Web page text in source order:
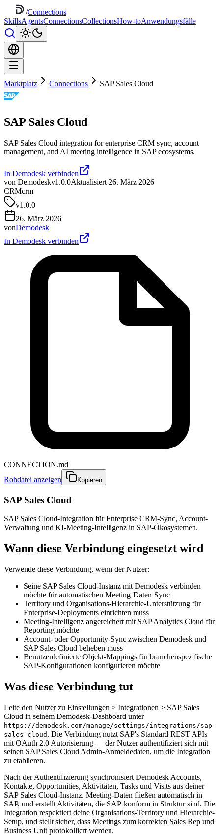
/Connections
SkillsAgentsConnectionsCollectionsHow-toAnwendungsfälle
Marktplatz Connections SAP Sales Cloud
SAP Sales Cloud
SAP Sales Cloud integration for enterprise CRM sync, account
management, and AI meeting intelligence in SAP ecosystems.
In Demodesk verbinden
von Demodeskv1.0.0Aktualisiert 26. März 2026
CRMcrm
v1.0.0
26. März 2026
vonDemodesk
In Demodesk verbinden
CONNECTION.md
Rohdatei anzeigen
Kopieren
SAP Sales Cloud
SAP Sales Cloud-Integration für Enterprise CRM-Sync, Account-
Verwaltung und KI-Meeting-Intelligenz in SAP-Ökosystemen.
Wann diese Verbindung eingesetzt wird
Verwende diese Verbindung, wenn der Nutzer:
Seine SAP Sales Cloud-Instanz mit Demodesk verbinden
möchte für automatischen Meeting-Daten-Sync
Territory und Organisations-Hierarchie-Unterstützung für
Enterprise-Deployments einrichten muss
Meeting-Intelligenz angereichert mit SAP Analytics Cloud für
Reporting möchte
Account- oder Opportunity-Sync zwischen Demodesk und
SAP Sales Cloud beheben muss
Benutzerdefinierte Objekt-Mappings für branchenspezifische
SAP-Konfigurationen konfigurieren möchte
Was diese Verbindung tut
Leite den Nutzer zu Einstellungen > Integrationen > SAP Sales
Cloud in seinem Demodesk-Dashboard unter
https://demodesk.com/manage/settings/integrations/sap-
sales-cloud . Die Verbindung nutzt SAP's Standard REST APIs
mit OAuth 2.0 Autorisierung — der Nutzer authentifiziert sich mit
seinen SAP Sales Cloud Admin-Anmeldedaten, um die Integration
zu etablieren.
Nach der Authentifizierung synchronisiert Demodesk Accounts,
Kontakte, Opportunities, Aktivitäten, Tasks und Visits aus deiner
SAP Sales Cloud-Instanz. Meeting-Daten fließen automatisch in
SAP, und erstellt Aktivitäten, die SAP-konform in Struktur sind. Die
Integration respektiert deine Organisations-Territory und Hierarchie-
Setup, und stellt sicher, dass Meetings zum korrekten Sales Rep und
Business Unit protokolliert werden.